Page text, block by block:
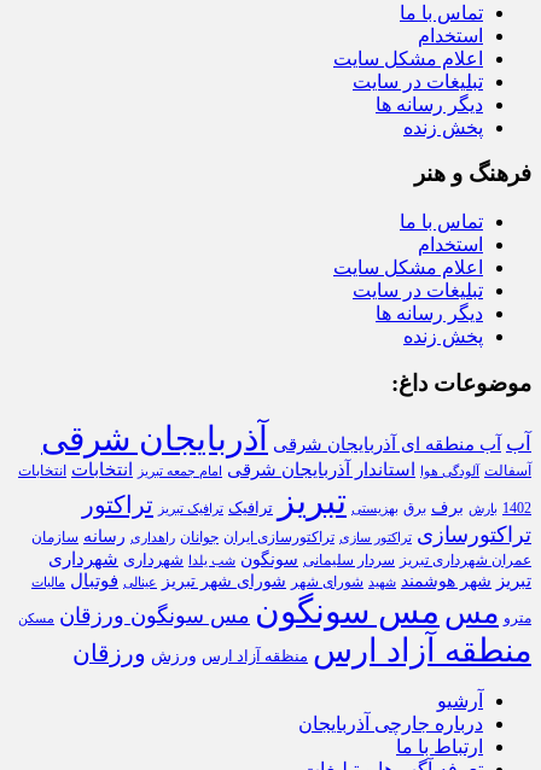
تماس با ما
استخدام
اعلام مشکل سایت
تبلیغات در سایت
دیگر رسانه ها
پخش زنده
فرهنگ و هنر
تماس با ما
استخدام
اعلام مشکل سایت
تبلیغات در سایت
دیگر رسانه ها
پخش زنده
موضوعات داغ:
آب آب منطقه ای آذربایجان شرقی آذربایجان شرقی
آسفالت آلودگی هوا استاندار آذربایجان شرقی امام جمعه تبریز انتخابات انتخابات
1402 بارش برف برق بهزیستی تبریز ترافیک ترافیک تبریز تراکتور
تراکتورسازی تراکتور سازی تراکتورسازی ایران جوانان راهداری رسانه سازمان
عمران شهرداری تبریز سردار سلیمانی سونگون شب یلدا شهرداری شهرداری
تبریز شهر هوشمند شهید شورای شهر شورای شهر تبریز عینالی فوتبال مالیات
مترو مس مس سونگون مس سونگون ورزقان مسکن
منطقه آزاد ارس منظقه آزاد ارس ورزش ورزقان
آرشیو
درباره جارچی آذربایجان
ارتباط با ما